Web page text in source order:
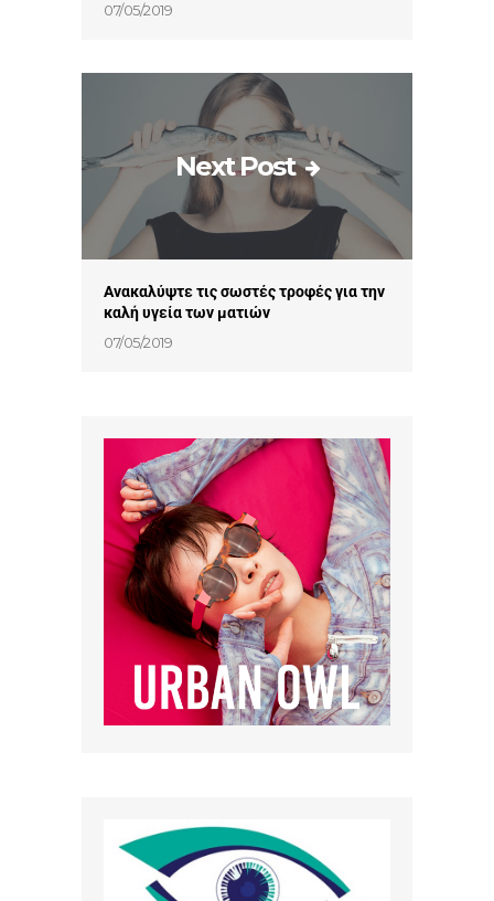
07/05/2019
Next Post
Aνακαλύψτε τις σωστές τροφές για την
καλή υγεία των ματιών
07/05/2019